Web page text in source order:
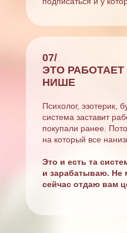
07/
ЭТО
НИШЕ
Психолог, эзотерик,
система заставит
покупали ранее.
на который все
Это и есть та
и зарабатываю. Не
сейчас отдаю вам